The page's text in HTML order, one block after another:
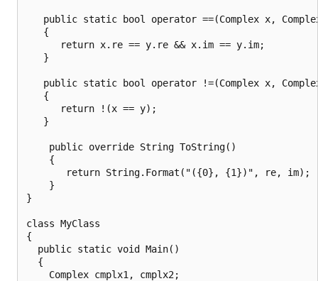
public static bool operator ==(Complex x,
   {
      return x.re == y.re && x.im == y.im;
   }
public static bool operator !=(Complex x,
   {
      return !(x == y);
   }
    public override String ToString()
    {
       return String.Format("({0}, {1})", re, im);
    }
}
class MyClass
{
  public static void Main()
  {
    Complex cmplx1, cmplx2;